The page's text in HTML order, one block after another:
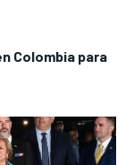
Colombia para